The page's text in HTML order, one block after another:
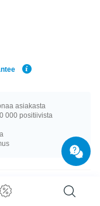
asiakasta
000 positiivista